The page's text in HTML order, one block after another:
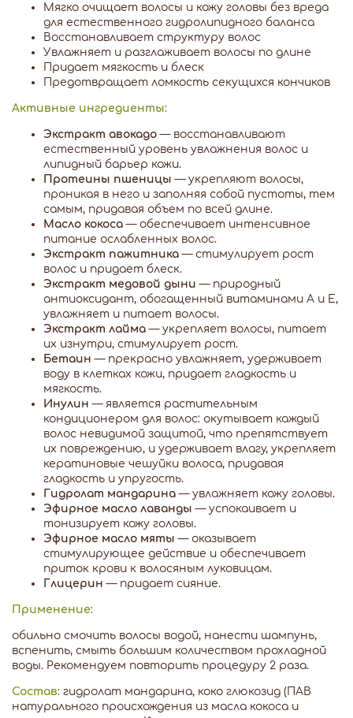
Мягко очищает волосы и кожу головы без вреда
для естественного гидролипидного баланса
Восстанавливает структуру волос
Увлажняет и разглаживает волосы по длине
Придает мягкость и блеск
Предотвращает ломкость секущихся кончиков
Активные ингредиенты:
Экстракт авокадо — восстанавливают
естественный уровень увлажнения волос и
липидный барьер кожи.
Протеины пшеницы — укрепляют волосы,
проникая в него и заполняя собой пустоты, тем
самым, придавая объем по всей длине.
Масло кокоса — обеспечивает интенсивное
питание ослабленных волос.
Экстракт пажитника — стимулирует рост
волос и придает блеск.
Экстракт медовой дыни — природный
антиоксидант, обогащенный витаминами A и E,
увлажняет и питает волосы.
Экстракт лайма — укрепляет волосы, питает
их изнутри, стимулирует рост.
Бетаин — прекрасно увлажняет, удерживает
воду в клетках кожи, придает гладкость и
мягкость.
Инулин — является растительным
кондиционером для волос: окутывает каждый
волос невидимой защитой, что препятствует
их повреждению, и удерживает влагу, укрепляет
кератиновые чешуйки волоса, придавая
гладкость и упругость.
Гидролат мандарина — увлажняет кожу головы.
Эфирное масло лаванды — успокаивает и
тонизирует кожу головы.
Эфирное масло мяты — оказывает
стимулирующее действие и обеспечивает
приток крови к волосяным луковицам.
Глицерин — придает сияние.
Применение:
обильно смочить волосы водой, нанести шампунь,
вспенить, смыть большим количеством прохладной
воды. Рекомендуем повторить процедуру 2 раза.
Состав: гидролат мандарина, коко глюкозид (ПАВ
натурального происхождения из масла кокоса и